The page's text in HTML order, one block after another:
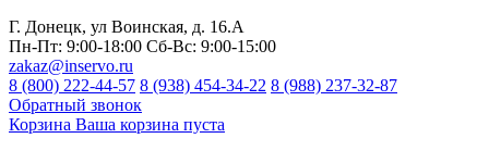
Г. Донецк, ул Воинская, д. 16.А
Пн-Пт: 9:00-18:00 Сб-Вс: 9:00-15:00
zakaz@inservo.ru
8 (800) 222-44-57 8 (938) 454-34-22 8 (988) 237-32-87
Обратный звонок
Корзина Ваша корзина пуста